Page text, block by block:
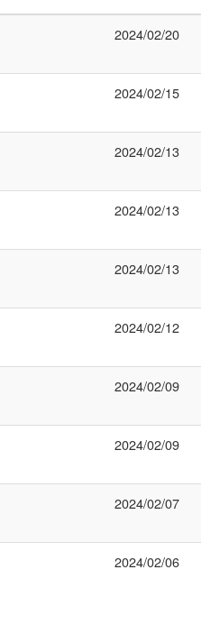
2024/02/20
2024/02/15
2024/02/13
2024/02/13
2024/02/13
2024/02/12
2024/02/09
2024/02/09
2024/02/07
2024/02/06